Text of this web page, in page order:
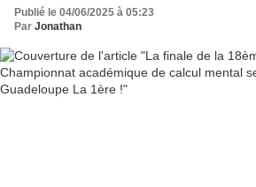
Publié le 04/06/2025 à 05:23
Par Jonathan